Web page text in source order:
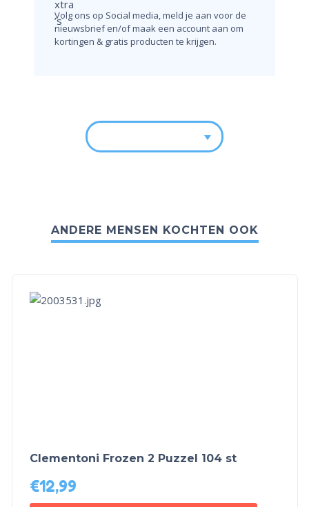
Volg ons op Social media, meld je aan voor de
nieuwsbrief en/of maak een account aan om
kortingen & gratis producten te krijgen.
ANDERE MENSEN KOCHTEN OOK
Clementoni Frozen 2 Puzzel 104 st
€12,99